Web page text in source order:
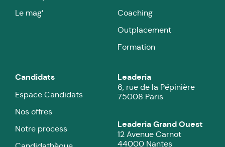
Le mag’
Coaching
Outplacement
Formation
Candidats
Espace Candidats
Nos offres
Notre process
Leaderia
6, rue de la Pépinière
75008 Paris
Leaderia Grand Ouest
12 Avenue Carnot
44000 Nantes